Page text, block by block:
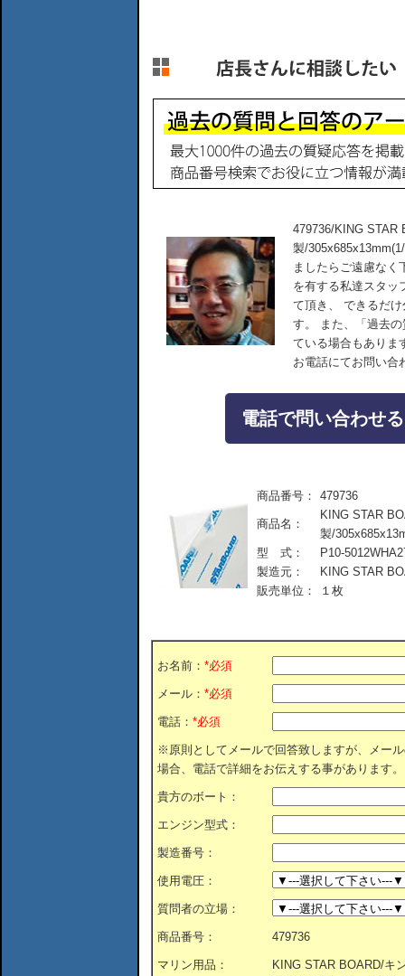
479736/KING STAR
製/
ましたらご遠慮なく
を有する私達スタッ
て頂き、 できるだ
す。 また、「過去
ている場合もありま
お電話にてお問い合
電話で問い合わせ
商品番号： 479736
商品名：
KING STAR
製/
型 式：
P10-
製造元：
KING STAR
販売単位：
１枚
お名前： *必須
メール： *必須
電話： *必須
※原則としてメールで回答致しますが、メー
場合、電話で詳細をお伝えする事があります。
貴方のボート：
エンジン型式：
製造番号：
使用電圧：
質問者の立場：
商品番号： 479736
マリン用品：
KING STAR BOARD/キ